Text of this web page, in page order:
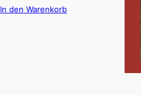
In den Warenkorb